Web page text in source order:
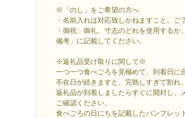
※「のし」をご希望の方へ
・名前入れは対応致しかねますこと、ご
・御祝、御礼、寸志のどれを使用する
備考」に記載してください。
※返礼品受け取りに関して※
一つ一つ食べごろを見極めて、到着日に
不在日が続きますと、完熟しすぎて割れ
返礼品が到着しましたらすぐに開封し、
ご確認ください。
食べごろの日にちを記載したパンフレッ